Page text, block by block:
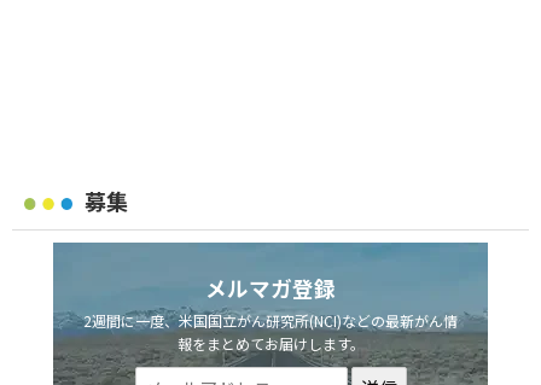
募集
メルマガ登録
2週間に一度、米国国立がん研究所(NCI)などの最新がん情
報をまとめてお届けします。